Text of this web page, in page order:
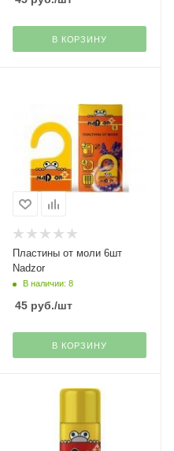
В КОРЗИНУ
Пластины от моли 6шт
Nadzor
В наличии: 8
45руб./шт
В КОРЗИНУ